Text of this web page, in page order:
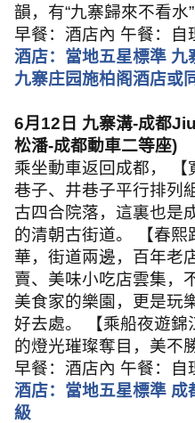
韻，有“九寨歸來不看水”
早餐：酒店內 午餐：自
酒店：當地五星標準
九寨庄园施柏阁酒店或
6月 12 日 九寨溝-成都
松潘-成都動車二等座)
乘坐動車返回成都，
巷子、井巷子平行排列
古四合院落，這裏也是
的清朝古街道。 【春
華，街道兩邊，百年老
賣、美味小吃店雲集，
美食家的樂園，更是玩
好去處。 【乘船夜遊錦
的燈光璀璨奪目，美不
早餐：酒店內 午餐：自
酒店：當地五星標準 成
級